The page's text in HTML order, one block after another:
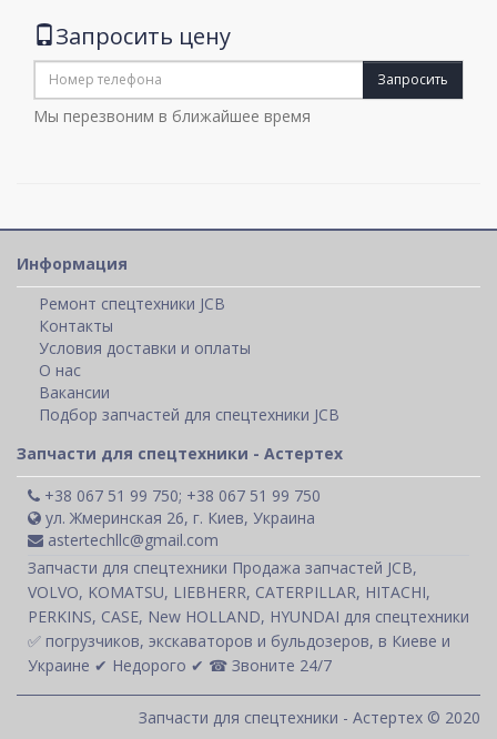
Запросить цену
Запросить
Мы перезвоним в ближайшее время
Информация
Ремонт спецтехники JCB
Контакты
Условия доставки и оплаты
О нас
Вакансии
Подбор запчастей для спецтехники JCB
Запчасти для спецтехники - Астертех
+38 067 51 99 750; +38 067 51 99 750
ул. Жмеринская 26, г. Киев, Украина
astertechllc@gmail.com
Запчасти для спецтехники Продажа запчастей JCB,
VOLVO, KOMATSU, LIEBHERR, CATERPILLAR, HITACHI,
PERKINS, CASE, New HOLLAND, HYUNDAI для спецтехники
✅ погрузчиков, экскаваторов и бульдозеров, в Киеве и
Украине ✔ Недорого ✔ ☎ Звоните 24/7
Запчасти для спецтехники - Астертех © 2020